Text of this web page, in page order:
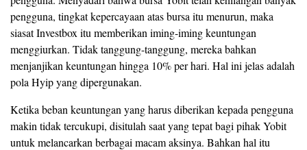
pengguna, tingkat kepercayaan atas bursa itu menurun, maka
siasat Investbox itu memberikan iming-iming keuntungan
menggiurkan. Tidak tanggung-tanggung, mereka bahkan
menjanjikan keuntungan hingga 10% per hari. Hal ini jelas adalah
pola Hyip yang dipergunakan.
Ketika beban keuntungan yang harus diberikan kepada pengguna
makin tidak tercukupi, disitulah saat yang tepat bagi pihak Yobit
untuk melancarkan berbagai macam aksinya. Bahkan hal itu